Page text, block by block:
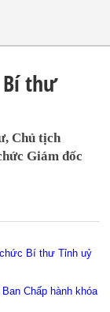
Bí thư
Chủ tịch
Giám đốc
Bí thư Tỉnh uỷ
Chấp hành khóa